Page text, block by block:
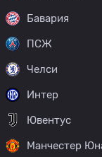
Бавария
ПСЖ
Челси
Интер
Ювентус
Манчестер